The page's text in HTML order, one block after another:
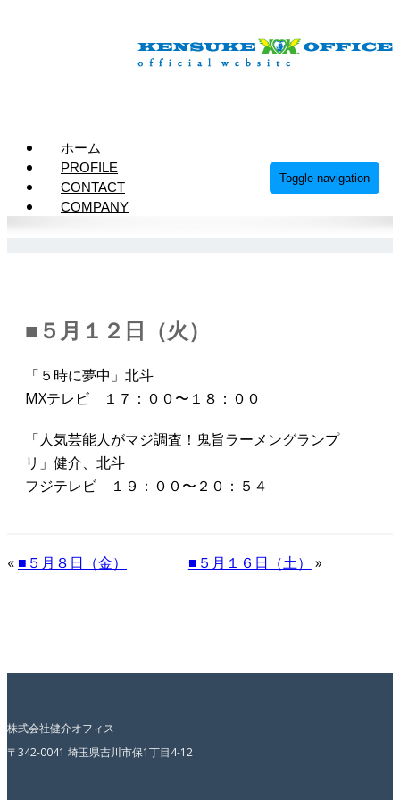
Toggle navigation
ホーム
PROFILE
CONTACT
COMPANY
■５月１２日（火）
「５時に夢中」北斗
MXテレビ １７：００〜１８：００
「人気芸能人がマジ調査！鬼旨ラーメングランプ
リ」健介、北斗
フジテレビ １９：００〜２０：５４
« ■５月８日（金） ■５月１６日（土） »
株式会社健介オフィス
〒342-0041 埼玉県吉川市保1丁目4-12